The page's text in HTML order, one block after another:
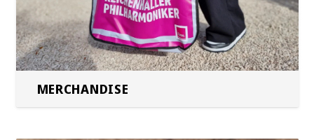
MERCHANDISE